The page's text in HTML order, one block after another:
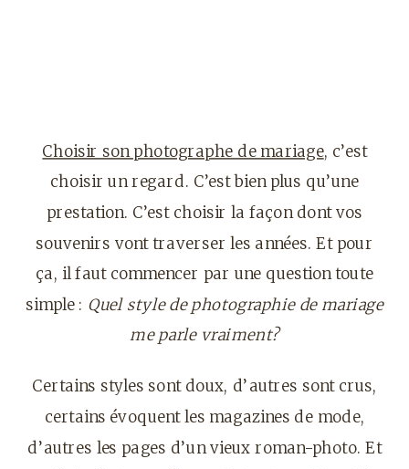
Choisir son photographe de mariage, c’est
choisir un regard. C’est bien plus qu’une
prestation. C’est choisir la façon dont vos
souvenirs vont traverser les années. Et pour
ça, il faut commencer par une question toute
simple : Quel style de photographie de mariage
me parle vraiment?
Certains styles sont doux, d’autres sont crus,
certains évoquent les magazines de mode,
d’autres les pages d’un vieux roman-photo. Et